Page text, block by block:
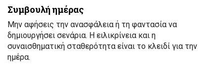
Συμβουλή ημέρας
Μην αφήσεις την ανασφάλεια ή τη φαντασία να
δημιουργήσει σενάρια. Η ειλικρίνεια και η
συναισθηματική σταθερότητα είναι το κλειδί για την
ημέρα.